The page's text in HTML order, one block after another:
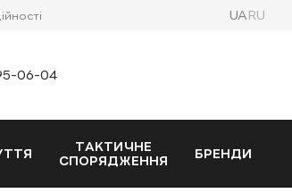
UA RU
06-04
ТАКТИЧНЕ
СПОРЯДЖЕННЯ
БРЕНДИ